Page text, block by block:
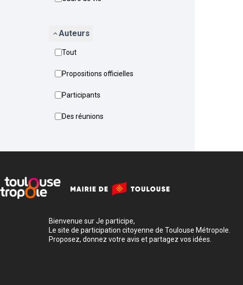
Auteurs
Tout
Propositions officielles
Participants
Des réunions
Bienvenue sur Je participe,
Le site de participation citoyenne de Toulouse Métropole.
Proposez, donnez votre avis et partagez vos idées.